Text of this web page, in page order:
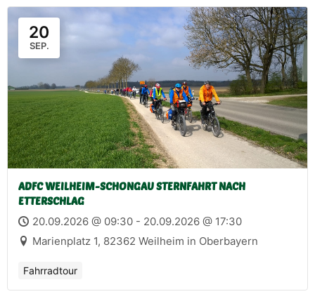
20
SEP.
ADFC WEILHEIM-SCHONGAU STERNFAHRT NACH
ETTERSCHLAG
20.09.2026 @ 09:30 - 20.09.2026 @ 17:30
Marienplatz 1, 82362 Weilheim in Oberbayern
Fahrradtour